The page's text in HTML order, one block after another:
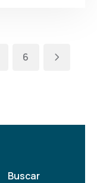
6
Buscar